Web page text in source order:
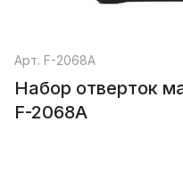
Арт. F-2068A
Набор отверток
F-2068A